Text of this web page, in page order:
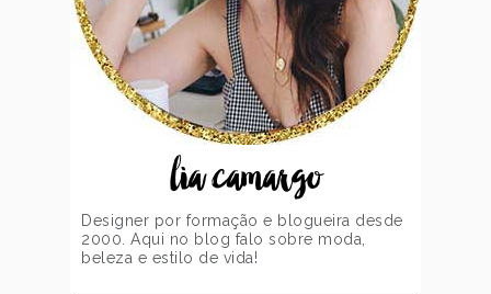
lia camargo
Designer por formação e blogueira desde
2000. Aqui no blog falo sobre moda,
beleza e estilo de vida!